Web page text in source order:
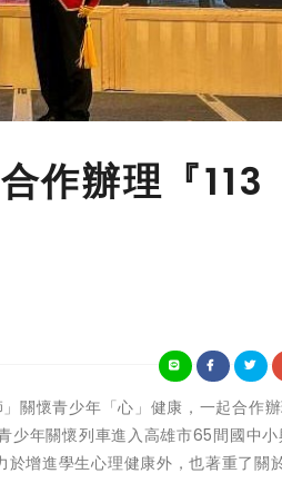
作辦理『113
關懷青少年「心」健康，一起合作
少年關懷列車進入高雄市65間國中小
增進學生心理健康外，也著重了關